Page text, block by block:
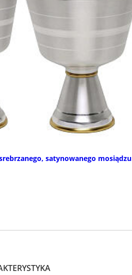
satynowanego mosiądzu